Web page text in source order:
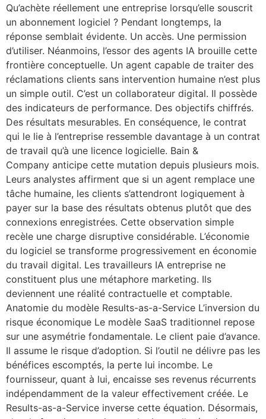
Qu’achète réellement une entreprise lorsqu’elle souscrit
un abonnement logiciel ? Pendant longtemps, la
réponse semblait évidente. Un accès. Une permission
d’utiliser. Néanmoins, l’essor des agents IA brouille cette
frontière conceptuelle. Un agent capable de traiter des
réclamations clients sans intervention humaine n’est plus
un simple outil. C’est un collaborateur digital. Il possède
des indicateurs de performance. Des objectifs chiffrés.
Des résultats mesurables. En conséquence, le contrat
qui le lie à l’entreprise ressemble davantage à un contrat
de travail qu’à une licence logicielle. Bain &
Company anticipe cette mutation depuis plusieurs mois.
Leurs analystes affirment que si un agent remplace une
tâche humaine, les clients s’attendront logiquement à
payer sur la base des résultats obtenus plutôt que des
connexions enregistrées. Cette observation simple
recèle une charge disruptive considérable. L’économie
du logiciel se transforme progressivement en économie
du travail digital. Les travailleurs IA entreprise ne
constituent plus une métaphore marketing. Ils
deviennent une réalité contractuelle et comptable.
Anatomie du modèle Results-as-a-Service L’inversion du
risque économique Le modèle SaaS traditionnel repose
sur une asymétrie fondamentale. Le client paie d’avance.
Il assume le risque d’adoption. Si l’outil ne délivre pas les
bénéfices escomptés, la perte lui incombe. Le
fournisseur, quant à lui, encaisse ses revenus récurrents
indépendamment de la valeur effectivement créée. Le
Results-as-a-Service inverse cette équation. Désormais,